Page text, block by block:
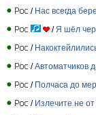
/ Нас всегда
/ Я шёл
/
/Автоматчиков
/ Полчаса до
/ Излечите не от